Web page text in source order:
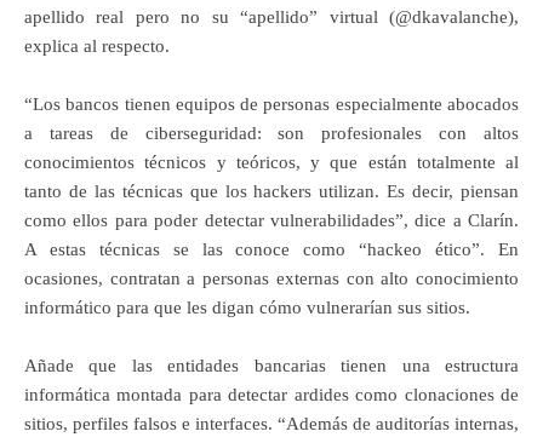
apellido real pero no su “apellido” virtual (@dkavalanche),
explica al respecto.
“Los bancos tienen equipos de personas especialmente abocados
a tareas de ciberseguridad: son profesionales con altos
conocimientos técnicos y teóricos, y que están totalmente al
tanto de las técnicas que los hackers utilizan. Es decir, piensan
como ellos para poder detectar vulnerabilidades”, dice a Clarín.
A estas técnicas se las conoce como “hackeo ético”. En
ocasiones, contratan a personas externas con alto conocimiento
informático para que les digan cómo vulnerarían sus sitios.
Añade que las entidades bancarias tienen una estructura
informática montada para detectar ardides como clonaciones de
sitios, perfiles falsos e interfaces. “Además de auditorías internas,